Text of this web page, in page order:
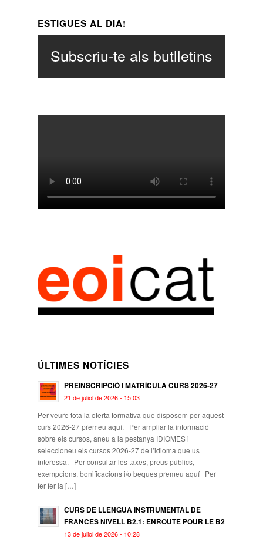
ESTIGUES AL DIA!
Subscriu-te als butlletins
ÚLTIMES NOTÍCIES
PREINSCRIPCIÓ I MATRÍCULA CURS 2026-27
21 de juliol de 2026 - 15:03
Per veure tota la oferta formativa que disposem per aquest
curs 2026-27 premeu aquí. Per ampliar la informació
sobre els cursos, aneu a la pestanya IDIOMES i
seleccioneu els cursos 2026-27 de l’idioma que us
interessa. Per consultar les taxes, preus públics,
exempcions, bonificacions i/o beques premeu aquí Per
fer fer la […]
CURS DE LLENGUA INSTRUMENTAL DE
FRANCÈS NIVELL B2.1: ENROUTE POUR LE B2
13 de juliol de 2026 - 10:28